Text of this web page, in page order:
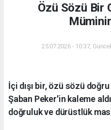
Özü Sözü Bir
25.07.2026 - 10:37,
İçi dışı bir, özü sözü
Şaban Peker'in kaleme
doğruluk ve dürüstlük